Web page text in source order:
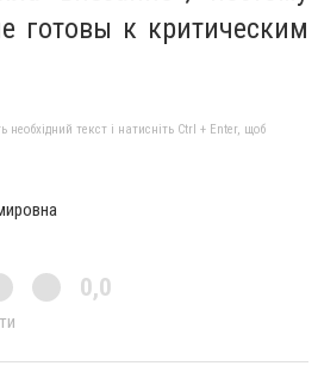
готовы к критическим
текст і натисніть Ctrl + Enter, щоб
0,0